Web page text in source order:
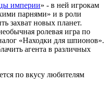
империи» - в ней игрокам
парнями» и в роли
захват новых планет.
ролевая игра по
«Находки для шпионов».
агента в различных
по вкусу любителям